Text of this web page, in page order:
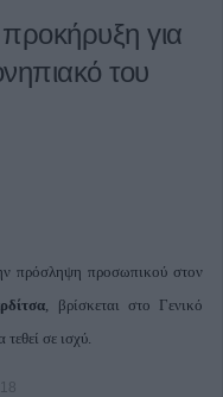
προκήρυξη για
του
πρόσληψη προσωπικού στον
, βρίσκεται στο Γενικό
σε ισχύ.